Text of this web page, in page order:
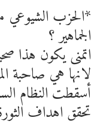
*الحزب
الجماهير ؟
اتمنى يكون هذا
لانها هي صاحبة
أسقطت النظام
تحقق اهداف